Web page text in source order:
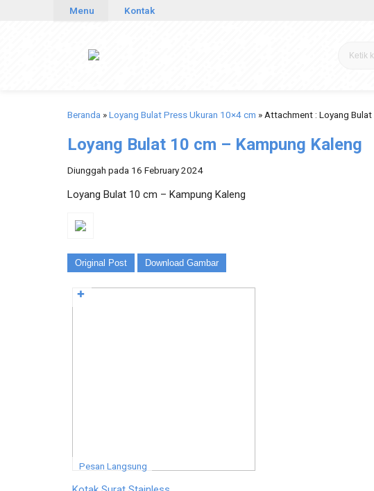
Menu Kontak
Beranda »Loyang Bulat Press Ukuran 10×4 cm » Attachment : Loyang
Loyang Bulat 10 cm – Kampung Kaleng
Diunggah pada 16 February 2024
Loyang Bulat 10 cm – Kampung Kaleng
Original Post Download Gambar
Pesan Langsung
✚